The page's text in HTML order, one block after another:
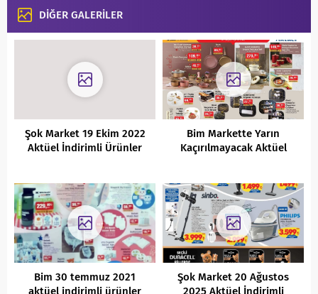
DİĞER GALERİLER
Şok Market 19 Ekim 2022
Aktüel İndirimli Ürünler
Bim Markette Yarın
Kaçırılmayacak Aktüel
Bim 30 temmuz 2021
aktüel indirimli ürünler
Şok Market 20 Ağustos
2025 Aktüel İndirimli